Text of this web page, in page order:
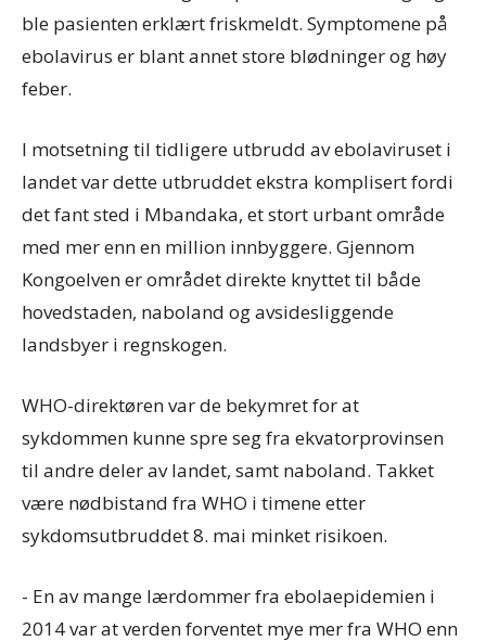
ble pasienten erklært friskmeldt. Symptomene på
ebolavirus er blant annet store blødninger og høy
feber.
I motsetning til tidligere utbrudd av ebolaviruset i
landet var dette utbruddet ekstra komplisert fordi
det fant sted i Mbandaka, et stort urbant område
med mer enn en million innbyggere. Gjennom
Kongoelven er området direkte knyttet til både
hovedstaden, naboland og avsidesliggende
landsbyer i regnskogen.
WHO-direktøren var de bekymret for at
sykdommen kunne spre seg fra ekvatorprovinsen
til andre deler av landet, samt naboland. Takket
være nødbistand fra WHO i timene etter
sykdomsutbruddet 8. mai minket risikoen.
- En av mange lærdommer fra ebolaepidemien i
2014 var at verden forventet mye mer fra WHO enn